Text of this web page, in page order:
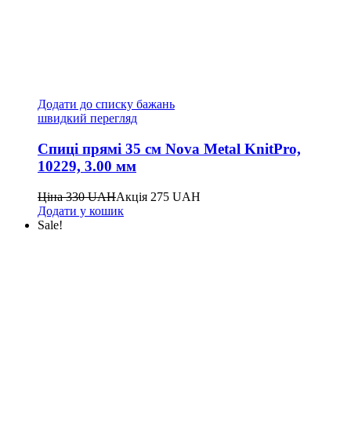
Додати до списку бажань
швидкий перегляд
Спиці прямі 35 см Nova Metal KnitPro,
10229, 3.00 мм
Ціна330UAHАкція 275 UAH
Додати у кошик
Sale!